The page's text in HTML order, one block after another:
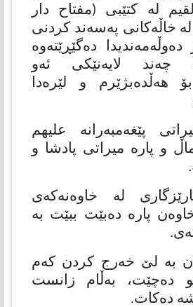
لە كتێبی (مفتاح دار
لە خاڵەكانی پەسەند كردنی
دەگێڕێتەوە
چەند لایەنێكی ئەو
هەڵدەبژێرم و لێرەدا
پێغەمبەرانە علیهم
ماڵ و پارە میراتی پادشا و
لە خاوەنەكەی
پارە دەبێت ببێت بە
بە لێ خەرج كردن كەم
دەچێت، بەڵام زانست
دەكات.